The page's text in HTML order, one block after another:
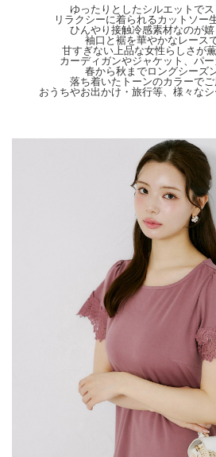
【Color】#175 モカピンク/ #59 グレージュ/ #05
【Attention】サイズは平置きサイズとなりますの
ございます。 色合いはモニター環境により若干の
天候によりモデル画像と物撮り画像のカラーに違
際のカラーに近い状態で撮影されておりますので
ゆったりとしたシルエットでス
リラクシーに着られるカットソー
ひんやり接触冷感素材なのが嬉
袖口と裾を華やかなレース
甘すぎない上品な女性らしさが
カーディガンやジャケット、パ
春から秋までロングシーズ
落ち着いたトーンのカラーで
おうちやお出かけ・旅行等、様々なシ